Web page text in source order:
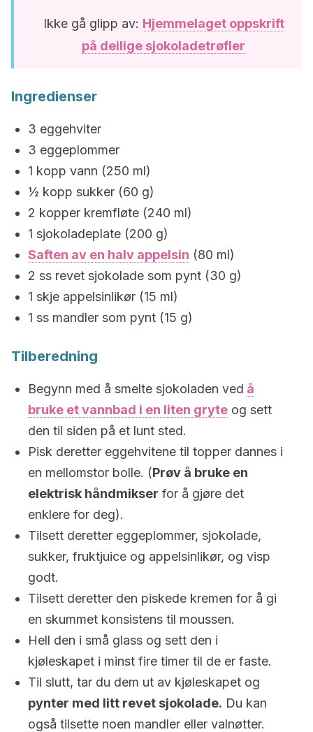
Ikke gå glipp av: Hjemmelaget oppskrift
på deilige sjokoladetrøfler
Ingredienser
3 eggehviter
3 eggeplommer
1 kopp vann (250 ml)
½ kopp sukker (60 g)
2 kopper kremfløte (240 ml)
1 sjokoladeplate (200 g)
Saften av en halv appelsin (80 ml)
2 ss revet sjokolade som pynt (30 g)
1 skje appelsinlikør (15 ml)
1 ss mandler som pynt (15 g)
Tilberedning
Begynn med å smelte sjokoladen ved å
bruke et vannbad i en liten gryte og sett
den til siden på et lunt sted.
Pisk deretter eggehvitene til topper dannes i
en mellomstor bolle. (Prøv å bruke en
elektrisk håndmikser for å gjøre det
enklere for deg).
Tilsett deretter eggeplommer, sjokolade,
sukker, fruktjuice og appelsinlikør, og visp
godt.
Tilsett deretter den piskede kremen for å gi
en skummet konsistens til moussen.
Hell den i små glass og sett den i
kjøleskapet i minst fire timer til de er faste.
Til slutt, tar du dem ut av kjøleskapet og
pynter med litt revet sjokolade. Du kan
også tilsette noen mandler eller valnøtter.